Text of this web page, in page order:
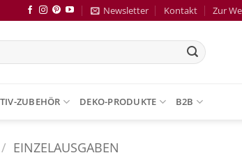
Newsletter Kontakt Zur
ZUBEHÖR DEKO-PRODUKTE B2B
/ EINZELAUSGABEN